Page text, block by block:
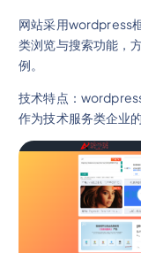
网站采用wordpress
类浏览与搜索功能，
例。
技术特点：
作为技术服务类企业